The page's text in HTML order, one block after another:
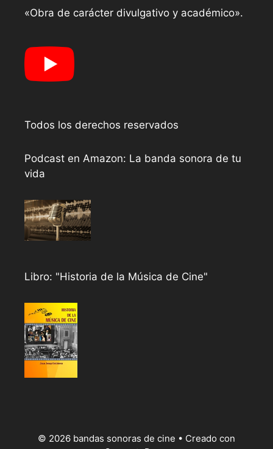
«Obra de carácter divulgativo y académico».
Todos los derechos reservados
Podcast en Amazon: La banda sonora de tu
vida
Libro: "Historia de la Música de Cine"
© 2026 bandas sonoras de cine • Creado con